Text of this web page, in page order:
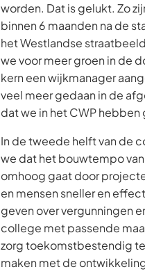
worden. Dat is gelukt. Zo
binnen 6 maanden na de
het Westlandse
we voor meer groen in de
kern een wijkmanager
veel meer gedaan in de
dat we in het CWP
In de tweede helft van de
we dat het bouwtempo
omhoog gaat door
en mensen sneller en
geven over vergunningen
college met passende
zorg toekomstbestendig te
maken met de